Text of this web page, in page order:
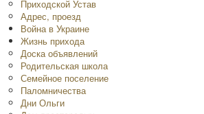
Приходской Устав
Адрес, проезд
Война в Украине
Жизнь прихода
Доска объявлений
Родительская школа
Семейное поселение
Паломничества
Дни Ольги